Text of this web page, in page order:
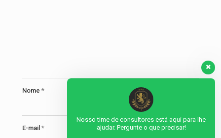
Nome *
E-mail *
Nosso time de consultores está aqui para lhe
ajudar. Pergunte o que precisar!